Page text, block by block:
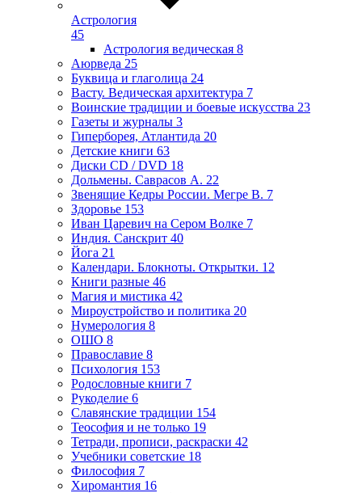
Астрология
45
Астрология ведическая 8
Аюрведа 25
Буквица и глаголица 24
Васту. Ведическая архитектура 7
Воинские традиции и боевые искусства 23
Газеты и журналы 3
Гиперборея, Атлантида 20
Детские книги 63
Диски CD / DVD 18
Дольмены. Саврасов А. 22
Звенящие Кедры России. Мегре В. 7
Здоровье 153
Иван Царевич на Сером Волке 7
Индия. Санскрит 40
Йога 21
Календари. Блокноты. Открытки. 12
Книги разные 46
Магия и мистика 42
Мироустройство и политика 20
Нумерология 8
ОШО 8
Православие 8
Психология 153
Родословные книги 7
Рукоделие 6
Славянские традиции 154
Теософия и не только 19
Тетради, прописи, раскраски 42
Учебники советские 18
Философия 7
Хиромантия 16